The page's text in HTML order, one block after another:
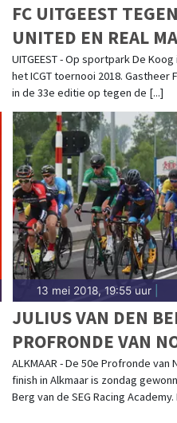
FC UITGEEST
UNITED EN REAL
EEN
UITGEEST - Op sportpark De
het ICGT toernooi 2018. Gastheer
in de 33e editie op tegen de [...]
13 mei 2018, 19:55 uur|
JULIUS VAN DEN
PROFRONDE VAN
ALKMAAR - De 50e Profronde
finish in Alkmaar is zondag
Berg van de SEG Racing Academy.